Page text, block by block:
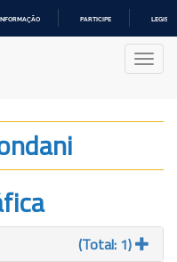
PARTICIPE
(Total: 1)